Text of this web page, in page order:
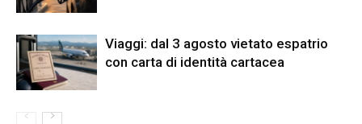
Viaggi: dal 3 agosto vietato espatrio
con carta di identità cartacea